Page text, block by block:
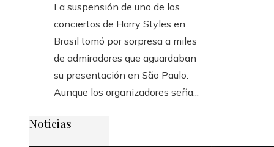
La suspensión de uno de los
conciertos de Harry Styles en
Brasil tomó por sorpresa a miles
de admiradores que aguardaban
su presentación en São Paulo.
Aunque los organizadores seña...
Noticias